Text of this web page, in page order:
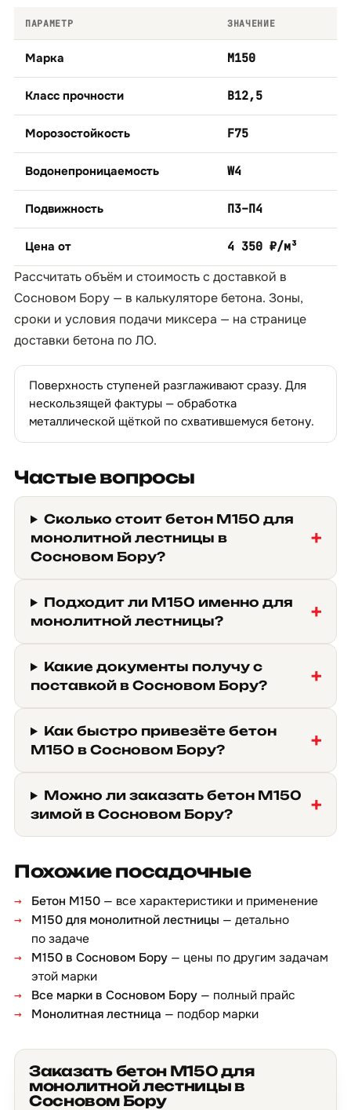
ПАРАМЕТР ЗНАЧЕНИЕ
Марка М150
Класс прочности B12,5
Морозостойкость F75
Водонепроницаемость W4
Подвижность П3–П4
Цена от 4 350 ₽/м³
Рассчитать объём и стоимость с доставкой в
Сосновом Бору — в калькуляторе бетона. Зоны,
сроки и условия подачи миксера — на странице
доставки бетона по ЛО.
Поверхность ступеней разглаживают сразу. Для
нескользящей фактуры — обработка
металлической щёткой по схватившемуся бетону.
Частые вопросы
Сколько стоит бетон М150 для
монолитной лестницы в
Сосновом Бору?
Подходит ли М150 именно для
монолитной лестницы?
Какие документы получу с
поставкой в Сосновом Бору?
Как быстро привезёте бетон
М150 в Сосновом Бору?
Можно ли заказать бетон М150
зимой в Сосновом Бору?
Похожие посадочные
Бетон М150 — все характеристики и применение
М150 для монолитной лестницы — детально
по задаче
М150 в Сосновом Бору — цены по другим задачам
этой марки
Все марки в Сосновом Бору — полный прайс
Монолитная лестница — подбор марки
Заказать бетон М150 для
монолитной лестницы в
Сосновом Бору